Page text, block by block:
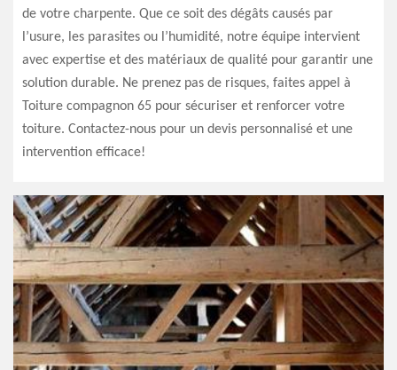
de votre charpente. Que ce soit des dégâts causés par
l’usure, les parasites ou l’humidité, notre équipe intervient
avec expertise et des matériaux de qualité pour garantir une
solution durable. Ne prenez pas de risques, faites appel à
Toiture compagnon 65 pour sécuriser et renforcer votre
toiture. Contactez-nous pour un devis personnalisé et une
intervention efficace!